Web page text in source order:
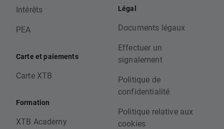
Intérêts
PEA
Carte et paiements
Carte XTB
Formation
XTB Academy
Légal
Documents légaux
Effectuer un
signalement
Politique de
confidentialité
Politique relative aux
cookies